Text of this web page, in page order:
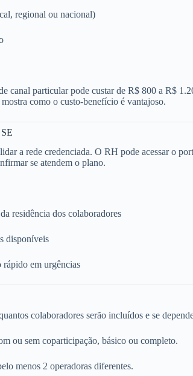
regional ou nacional)
canal particular pode custar de R$ 800 a R$
como o custo-benefício é vantajoso.
a rede credenciada. O RH pode acessar o
se atendem o plano.
residência dos colaboradores
disponíveis
rápido em urgências
colaboradores serão incluídos e se
ou sem coparticipação, básico ou completo.
menos 2 operadoras diferentes.